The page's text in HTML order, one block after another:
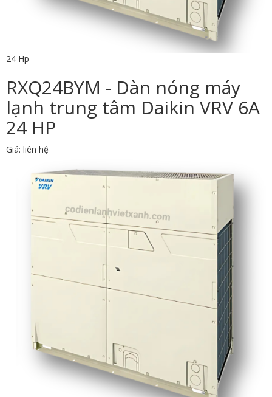
24 Hp
RXQ24BYM - Dàn nóng máy
lạnh trung tâm Daikin VRV 6A
24 HP
Giá: liên hệ